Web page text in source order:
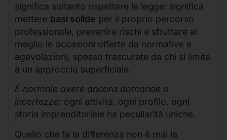
significa soltanto rispettare la legge: significa
mettere basi solide per il proprio percorso
professionale, prevenire rischi e sfruttare al
meglio le occasioni offerte da normative e
agevolazioni, spesso trascurate da chi si limita
a un approccio superficiale.
È normale avere ancora domande o
incertezze: ogni attività, ogni profilo, ogni
storia imprenditoriale ha peculiarità uniche.
Quello che fa la differenza non è mai la